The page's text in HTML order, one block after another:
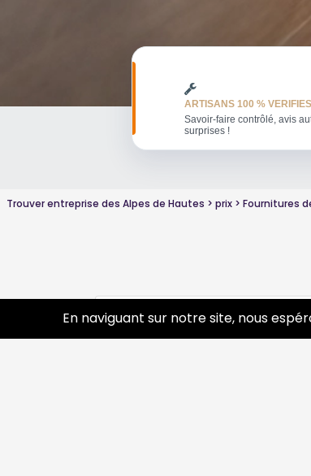
ARTISANS 100 % VERIFIES
Savoir-faire contrôlé, avis
surprises !
Trouver entreprise des Alpes de Hautes prix Fournitures
Conseils sur Fournitures de
En naviguant sur notre site, nous